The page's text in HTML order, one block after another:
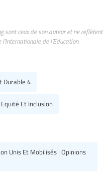
sont ceux de son auteur et ne reflètent
de l’Education.
Durable 4
Equité Et Inclusion
Unis Et Mobilisés | Opinions